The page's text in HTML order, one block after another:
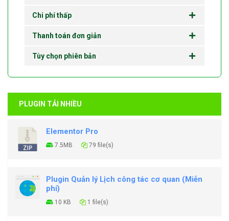
Chi phí thấp
Thanh toán đơn giản
Tùy chọn phiên bản
PLUGIN TẢI NHIỀU
Elementor Pro
7.5MB 79 file(s)
Plugin Quản lý Lịch công tác cơ quan (Miễn
phí)
10 KB 1 file(s)